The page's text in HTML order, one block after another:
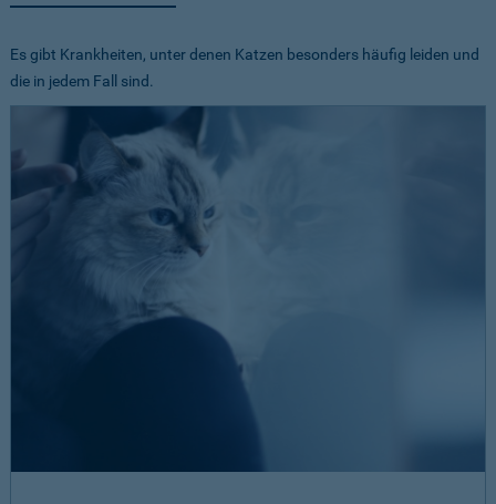
Es gibt Krankheiten, unter denen Katzen besonders häufig leiden und
die in jedem Fall sind.